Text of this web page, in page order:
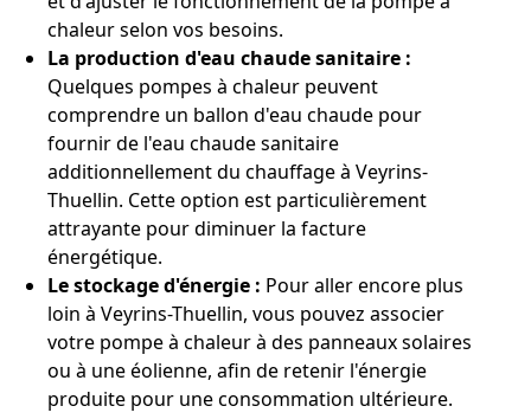
chaleur selon vos besoins.
La production d'eau chaude sanitaire :
Quelques pompes à chaleur peuvent
comprendre un ballon d'eau chaude pour
fournir de l'eau chaude sanitaire
additionnellement du chauffage à Veyrins-
Thuellin. Cette option est particulièrement
attrayante pour diminuer la facture
énergétique.
Le stockage d'énergie : Pour aller encore plus
loin à Veyrins-Thuellin, vous pouvez associer
votre pompe à chaleur à des panneaux solaires
ou à une éolienne, afin de retenir l'énergie
produite pour une consommation ultérieure.